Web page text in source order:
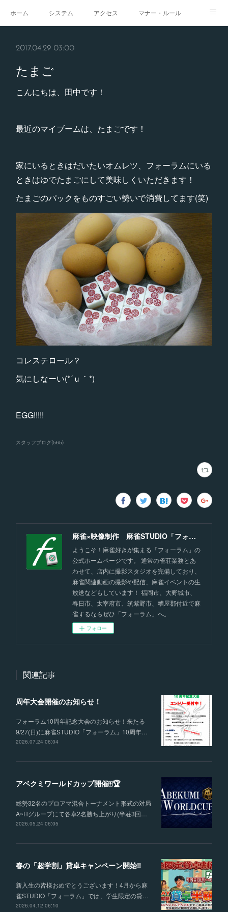
ホーム システム アクセス マナー・ルール
2017.04.29 03:00
たまご
こんにちは、田中です！
最近のマイブームは、たまごです！
家にいるときはだいたいオムレツ、フォーラムにいる
ときはゆでたまごにして美味しくいただきます！
たまごのパックをものすごい勢いで消費してます(笑)
コレステロール？
気にしなーい(*´ｕ｀*)
EGG!!!!!
スタッフブログ(565)
麻雀×映像制作 麻雀STUDIO「フォーラム」福岡
ようこそ！麻雀好きが集まる「フォーラム」の
公式ホームページです。 通常の雀荘業務とあ
わせて、店内に撮影スタジオを完備しており、
麻雀関連動画の撮影や配信、麻雀イベントの生
放送などもしています！ 福岡市、大野城市、
春日市、太宰府市、筑紫野市、糟屋郡付近で麻
雀するならぜひ「フォーラム」へ。
フォロー
関連記事
周年大会開催のお知らせ！
フォーラム10周年記念大会のお知らせ！来たる
9/27(日)に麻雀STUDIO「フォーラム」10周年…
2026.07.24 06:04
アベクミワールドカップ開催🀄🏆
総勢32名のプロアマ混合トーナメント形式の対局
A~Hグループにて各卓2名勝ち上がり(半荘3回…
2026.05.24 06:05
春の「超学割」貸卓キャンペーン開始‼
新入生の皆様おめでとうございます！4月から麻
雀STUDIO「フォーラム」では、学生限定の貸…
2026.04.12 06:10